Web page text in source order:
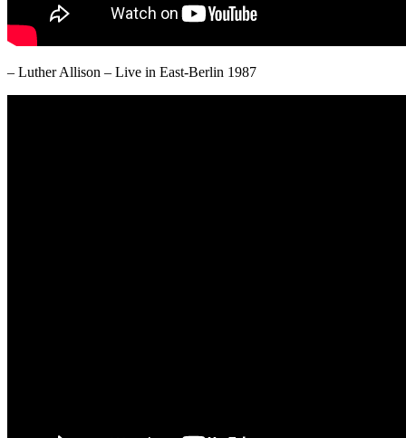
– Luther Allison – Live in East-Berlin 1987